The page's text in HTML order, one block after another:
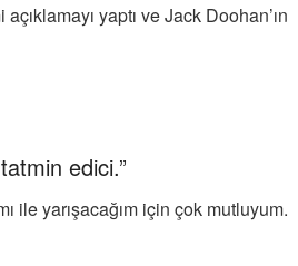
yaptı ve Jack Doohan’ın
edici.”
ile yarışacağım için çok mutluyum.